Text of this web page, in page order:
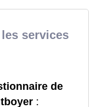
services
de
: